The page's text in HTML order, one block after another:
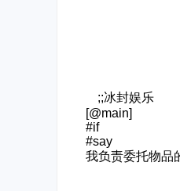
‌‍;;冰封娱乐
[@main]
#if
#say
我负责委托物品